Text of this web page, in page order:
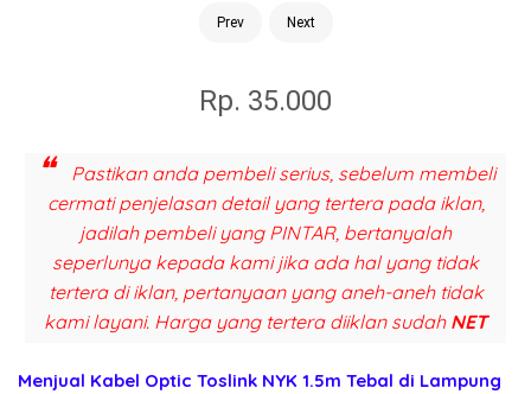
Prev Next
Rp. 35.000
Pastikan anda pembeli serius, sebelum membeli
cermati penjelasan detail yang tertera pada iklan,
jadilah pembeli yang PINTAR, bertanyalah
seperlunya kepada kami jika ada hal yang tidak
tertera di iklan, pertanyaan yang aneh-aneh tidak
kami layani. Harga yang tertera diiklan sudah NET
Menjual Kabel Optic Toslink NYK 1.5m Tebal di Lampung